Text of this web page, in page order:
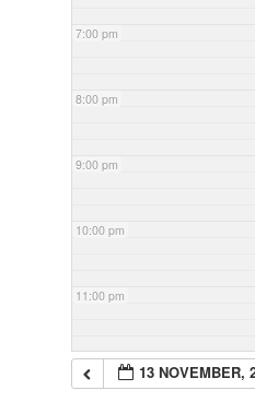
7:00 pm
8:00 pm
9:00 pm
10:00 pm
11:00 pm
13 NOVEMBER,